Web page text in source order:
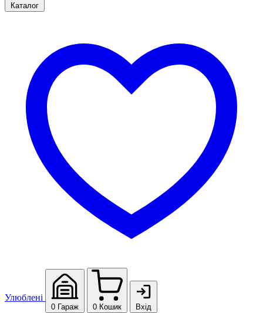
Каталог
Улюблені
0 Гараж 0 Кошик Вхід